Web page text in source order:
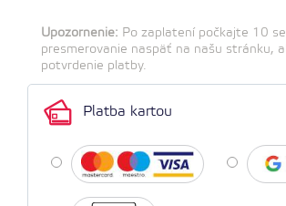
Upozornenie: Po zaplatení počkajte 10
presmerovanie naspäť na našu stránku,
potvrdenie platby.
Platba kartou